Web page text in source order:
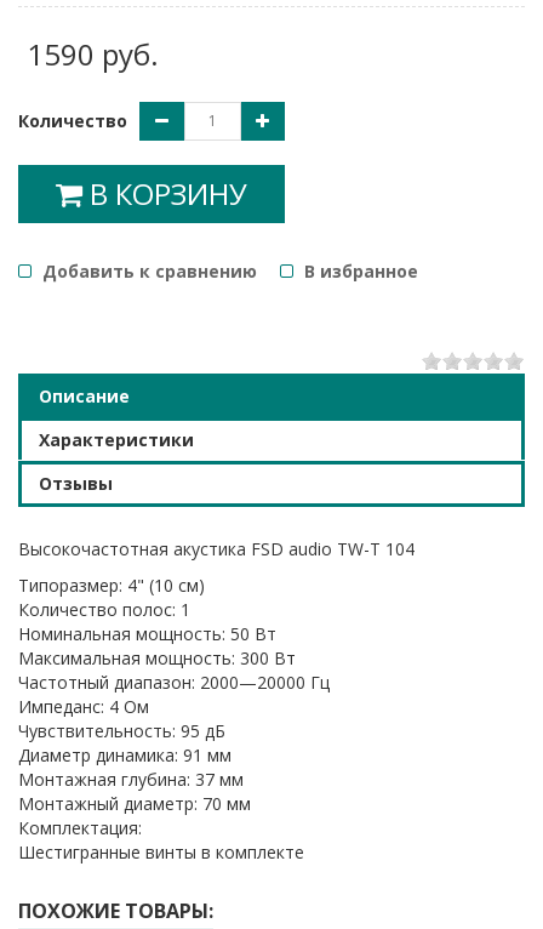
1590 руб.
Количество
В КОРЗИНУ
Добавить к сравнению B избранное
1 2 3 4 5
Описание
Характеристики
Отзывы
Высокочастотная акустика FSD audio TW-T 104
Типоразмер: 4" (10 см)
Количество полос: 1
Номинальная мощность: 50 Вт
Максимальная мощность: 300 Вт
Частотный диапазон: 2000—20000 Гц
Импеданс: 4 Ом
Чувствительность: 95 дБ
Диаметр динамика: 91 мм
Монтажная глубина: 37 мм
Монтажный диаметр: 70 мм
Комплектация:
Шестигранные винты в комплекте
ПОХОЖИЕ ТОВАРЫ: